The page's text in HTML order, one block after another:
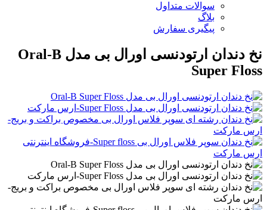
سوالات متداول
بلاگ
پیگیری سفارش
نخ دندان ارتودنسی اورال بی مدل Oral-B
Super Floss